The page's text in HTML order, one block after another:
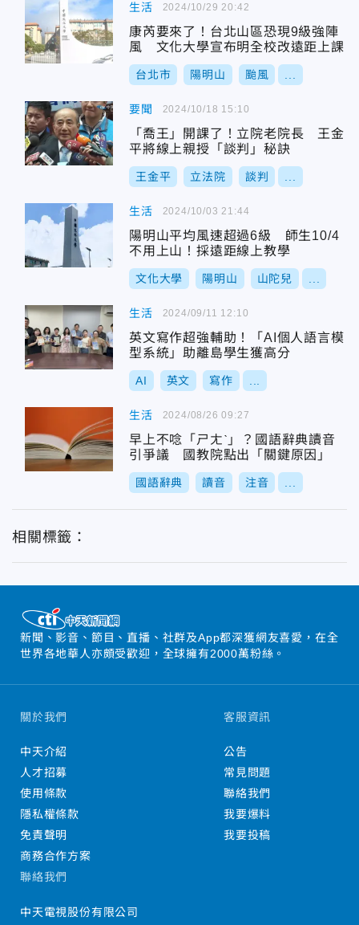
生活
康芮要來了！台北山區恐現9級強陣
風 文化大學宣布明全校改遠距上課
台北市 陽明山 颱風
2024/10/29 20:42
要聞
「喬王」開課了！立院老院長 王金
平將線上親授「談判」秘訣
王金平 立法院 談判
2024/10/18 15:10
生活
陽明山平均風速超過6級 師生10/4
不用上山！採遠距線上教學
文化大學 陽明山 山陀兒
2024/10/03 21:44
生活
英文寫作超強輔助！「AI個人語言模
型系統」助離島學生獲高分
AI 英文 寫作
2024/09/11 12:10
生活
早上不唸「ㄕㄤˋ」？國語辭典讀音
引爭議 國教院點出「關鍵原因」
國語辭典 讀音 注音
2024/08/26 09:27
相關標籤：
新聞、影音、節目、直播、社群及App都深獲網友喜愛，在全
世界各地華人亦頗受歡迎，全球擁有2000萬粉絲。
關於我們
中天介紹
人才招募
使用條款
隱私權條款
免責聲明
商務合作方案
客服資訊
公告
常見問題
聯絡我們
我要爆料
我要投稿
聯絡我們
中天電視股份有限公司